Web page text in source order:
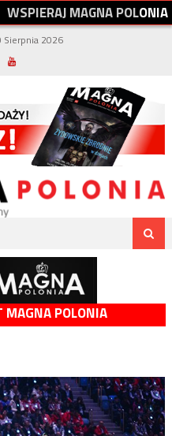
WSPIERAJMAGNAPOLONIA
Sierpnia 2026
MAGNA POLONIA